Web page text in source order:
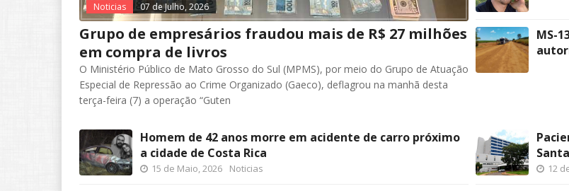
Noticias 07 de Julho, 2026
Grupo de empresários fraudou mais de R$ 27 milhões
em compra de livros
O Ministério Público de Mato Grosso do Sul (MPMS), por meio do Grupo de Atuação
Especial de Repressão ao Crime Organizado (Gaeco), deflagrou na manhã desta
terça-feira (7) a operação “Guten
MS-
Homem de 42 anos morre em acidente de carro próximo
a cidade de Costa Rica
15 de Maio, 2026 Noticias 12